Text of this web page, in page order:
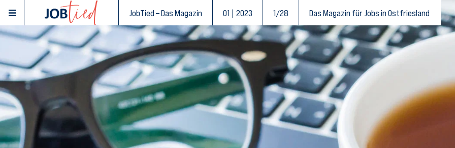
JobTied – Das Magazin 01 | 2023 1/28 Das Magazin für Jobs in Ostfriesland